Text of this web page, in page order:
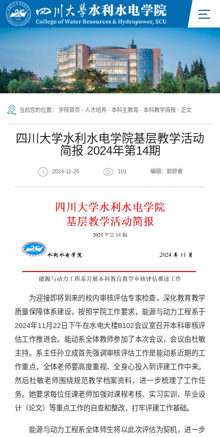
当前您的位置： 学院首页 - 人才培养 - 本科生教育 - 本科教学简报 - 正文
四川大学水利水电学院基层教学活动
简报 2024年第14期
2024-11-25 101 编辑：郭舒睿
为迎接即将到来的校内审核评估专家检查，深化教育教学
质量保障体系建设，按照学院工作要求，能源与动力工程系于
2024年11月22日下午在水电大楼B102会议室召开本科审核评
估工作推进会。能动系全体教师参加了本次会议，会议由杜敏
主持。系主任孙立成首先强调审核评估工作是能动系近期的工
作重点，全体老师要高度重视、全身心投入到评建工作中来。
然后杜敏老师围绕规范教学档案资料，进一步梳理了工作任
务。她要求每位任课老师加强对课程考核、实习实训、毕业设
计（论文）等重点工作的自查和整改，打牢评建工作基础。
能源与动力工程系全体师生将以此次评估为契机，进一步